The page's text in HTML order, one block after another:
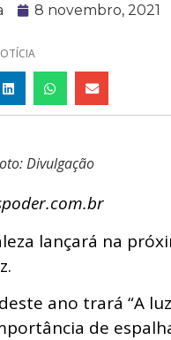
8 novembro, 2021
Divulgação
lançará na
ano trará “A
de